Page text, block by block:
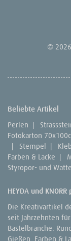
© 2026
Beliebte Artikel
Perlen |
Fotokarton
|
Stempel |
Farben & Lacke |
Styropor- und
HEYDA und KNORR
Die Kreativartikel
seit Jahrzehnten
Bastelbranche.
Gießen, Farben &